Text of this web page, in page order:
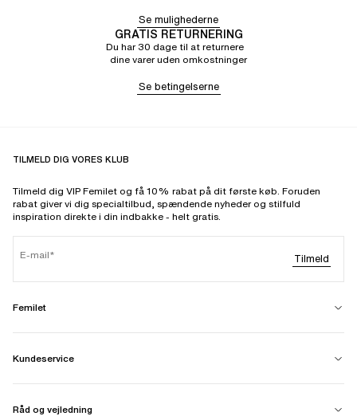
Se mulighederne
GRATIS RETURNERING
Du har 30 dage til at returnere
dine varer uden omkostninger
Se betingelserne
TILMELD DIG VORES KLUB
Tilmeld dig VIP Femilet og få 10% rabat på dit første køb. Foruden
rabat giver vi dig specialtilbud, spændende nyheder og stilfuld
inspiration direkte i din indbakke - helt gratis.
E-mail Tilmeld
Femilet
Kundeservice
Råd og vejledning